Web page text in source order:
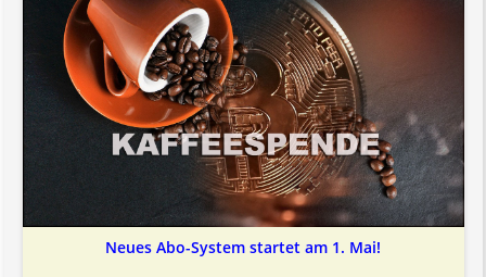
Neues Abo-System startet am 1. Mai!